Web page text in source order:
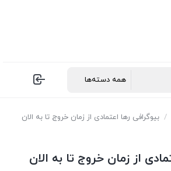
/ بیوگرافی رها اعتمادی از زمان خروج تا به الان
از زمان خروج تا به الان